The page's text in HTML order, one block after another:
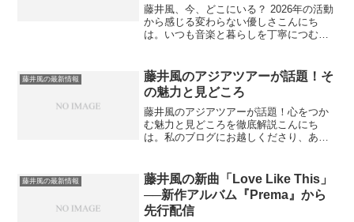
藤井風、今、どこにいる？ 2026年の活動
から感じる変わらない優しさこんにち
は。いつも音楽と暮らしを丁寧につむぐ
風（Fujii Kaze）の「今日・現在」の活動
を踏まえ...
藤井風の最新情報
藤井風のアジアツアーが話題！そ
の魅力と見どころ
藤井風のアジアツアーが話題！心をつか
む魅力と見どころを徹底解説こんにち
は。私のブログにお越しくださり、あり
ー」についてご紹介します。近年、藤井
風さんの人気は日本国内にとど...
藤井風の最新情報
藤井風の新曲「Love Like This」
──新作アルバム『Prema』から
先行配信